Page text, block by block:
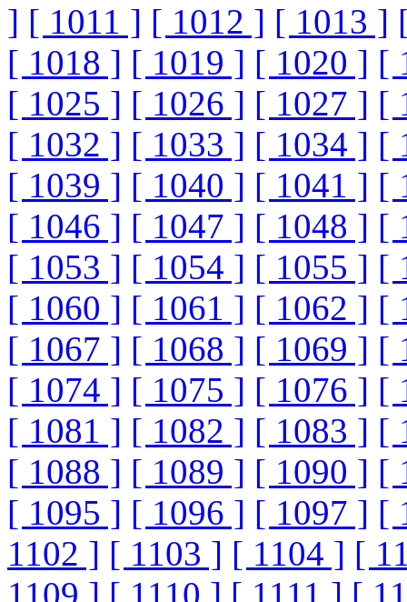
] [ 1011 ] [ 1012 ] [ 1013 ]
[ 1018 ] [ 1019 ] [ 1020 ] [
[ 1025 ] [ 1026 ] [ 1027 ] [
[ 1032 ] [ 1033 ] [ 1034 ] [
[ 1039 ] [ 1040 ] [ 1041 ] [
[ 1046 ] [ 1047 ] [ 1048 ] [
[ 1053 ] [ 1054 ] [ 1055 ] [
[ 1060 ] [ 1061 ] [ 1062 ] [
[ 1067 ] [ 1068 ] [ 1069 ] [
[ 1074 ] [ 1075 ] [ 1076 ] [
[ 1081 ] [ 1082 ] [ 1083 ] [
[ 1088 ] [ 1089 ] [ 1090 ] [
[ 1095 ] [ 1096 ] [ 1097 ] [
1102 ] [ 1103 ] [ 1104 ] [